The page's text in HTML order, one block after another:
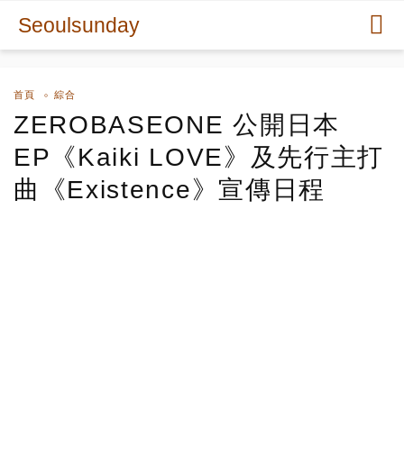
Seoulsunday
首頁 綜合
ZEROBASEONE 公開日本
EP《Kaiki LOVE》及先行主打
曲《Existence》宣傳日程